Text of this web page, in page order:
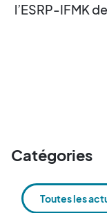
l’ESRP-IFMK
Catégories
Toutes les